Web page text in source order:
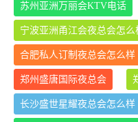
苏州亚洲万丽会KTV电话
宁波亚洲甬江会夜总会怎么
合肥私人订制夜总会怎么样
郑州盛唐国际夜总会
长沙盛世星耀夜总会怎么样